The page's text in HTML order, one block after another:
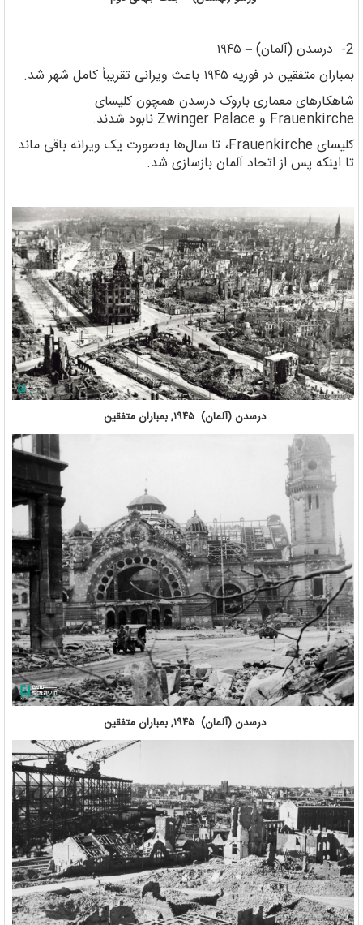
2- درسدن (آلمان) – ۱۹۴۵
بمباران متفقین در فوریه ۱۹۴۵ باعث ویرانی تقریباً کامل شهر شد.
شاهکارهای معماری باروک درسدن همچون کلیسای
Frauenkirche و Zwinger Palace نابود شدند.
کلیسای Frauenkirche، تا سال‌ها به‌صورت یک ویرانه باقی ماند
تا اینکه پس از اتحاد آلمان بازسازی شد.
درسدن (آلمان) ۱۹۴۵, بمباران متفقین
درسدن (آلمان) ۱۹۴۵, بمباران متفقین